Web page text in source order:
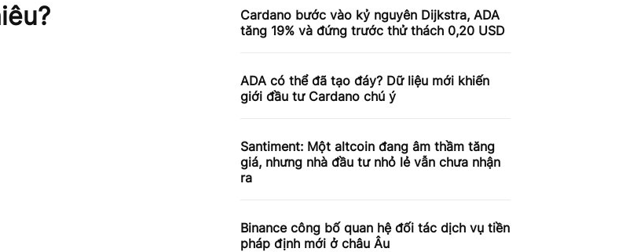
Cardano bước vào kỷ nguyên Dijkstra, ADA
tăng 19% và đứng trước thử thách 0,20 USD
ADA có thể đã tạo đáy? Dữ liệu mới khiến
giới đầu tư Cardano chú ý
Santiment: Một altcoin đang âm thầm tăng
giá, nhưng nhà đầu tư nhỏ lẻ vẫn chưa nhận
ra
Binance công bố quan hệ đối tác dịch vụ tiền
pháp định mới ở châu Âu